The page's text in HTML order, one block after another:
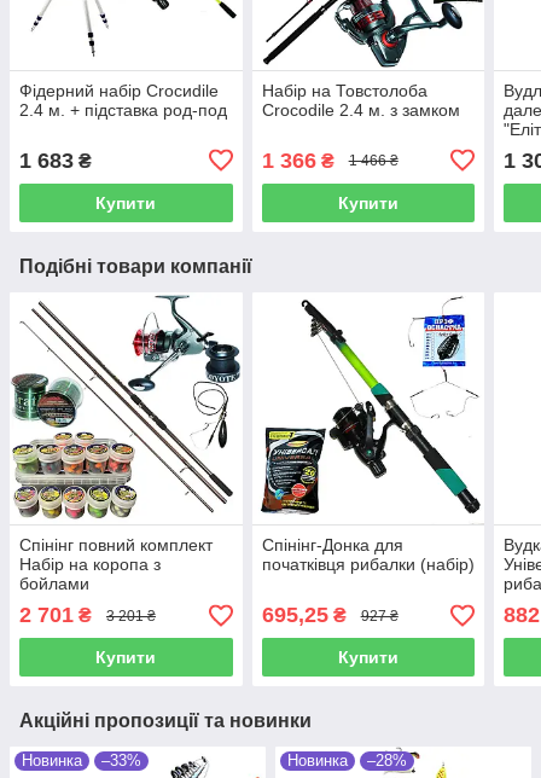
Фідерний набір Croсиdile
2.4 м. + підставка род-под
1 683 ₴
Купити
Набір на Товстолоба
Сroсodile 2.4 м. з замком
1 366₴ 1 466 ₴
Купити
1
Подібні товари компанії
Спінінг повний комплект
Набір на коропа з
бойлами
2 701 ₴ 3 201 ₴
Купити
Спінінг-Донка для
початківця рибалки (набір)
695,25₴ 927 ₴
Купити
882
Акційні пропозиції та новинки
Новинка –33% Новинка –28%